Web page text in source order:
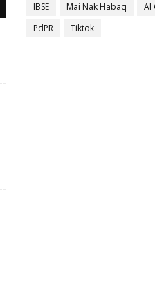
IBSE
Mai Nak Habaq AI
PdPR
Tiktok